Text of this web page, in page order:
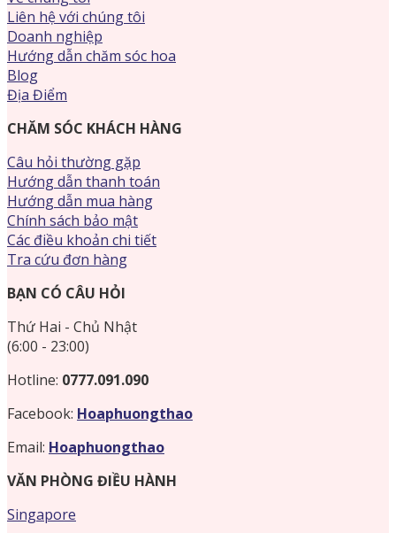
Liên hệ với chúng tôi
Doanh nghiệp
Hướng dẫn chăm sóc hoa
Blog
Địa Điểm
CHĂM SÓC KHÁCH HÀNG
Câu hỏi thường gặp
Hướng dẫn thanh toán
Hướng dẫn mua hàng
Chính sách bảo mật
Các điều khoản chi tiết
Tra cứu đơn hàng
BẠN CÓ CÂU HỎI
Thứ Hai - Chủ Nhật
(6:00 - 23:00)
Hotline: 0777.091.090
Facebook: Hoaphuongthao
Email: Hoaphuongthao
VĂN PHÒNG ĐIỀU HÀNH
Singapore